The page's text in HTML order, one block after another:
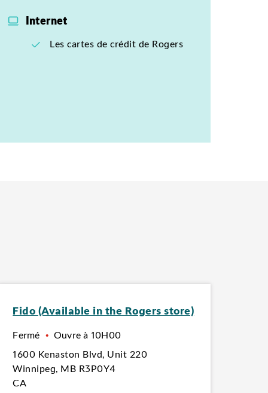
Internet
Les cartes de crédit de Rogers
Fido (Available in the Rogers store)
Fermé • Ouvre à 10H00
1600 Kenaston Blvd, Unit 220
Winnipeg, MB R3P0Y4
CA